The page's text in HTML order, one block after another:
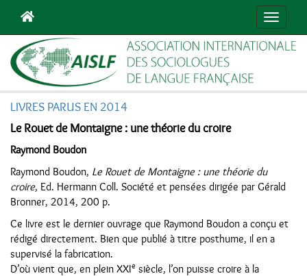
LIVRES PARUS EN 2014
Le Rouet de Montaigne : une théorie du croire
Raymond Boudon
Raymond Boudon, Le Rouet de Montaigne : une théorie du
croire, Ed. Hermann Coll. Société et pensées dirigée par Gérald
Bronner, 2014, 200 p.
Ce livre est le dernier ouvrage que Raymond Boudon a conçu et
rédigé directement. Bien que publié à titre posthume, il en a
supervisé la fabrication.
D’où vient que, en plein XXIe siècle, l’on puisse croire à la